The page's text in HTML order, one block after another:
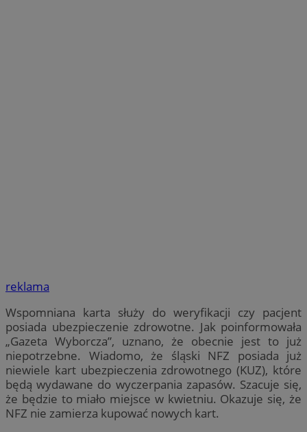
reklama
Wspomniana karta służy do weryfikacji czy pacjent
posiada ubezpieczenie zdrowotne. Jak poinformowała
„Gazeta Wyborcza”, uznano, że obecnie jest to już
niepotrzebne. Wiadomo, że śląski NFZ posiada już
niewiele kart ubezpieczenia zdrowotnego (KUZ), które
będą wydawane do wyczerpania zapasów. Szacuje się,
że będzie to miało miejsce w kwietniu. Okazuje się, że
NFZ nie zamierza kupować nowych kart.